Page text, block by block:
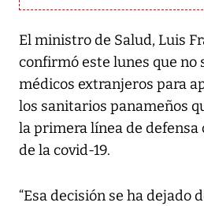
El ministro de Salud, Luis
confirmó este lunes que no
médicos extranjeros para
los sanitarios panameños
la primera línea de
de la covid-19.
“Esa decisión se ha dejado